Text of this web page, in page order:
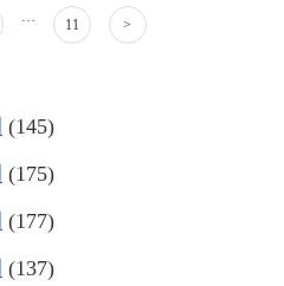
… 11 >
(145)
(175)
(177)
(137)